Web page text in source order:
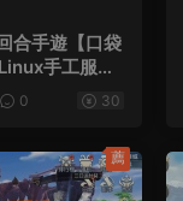
合手遊【口袋
手工服務
台+安卓蘋果
0 30
薦